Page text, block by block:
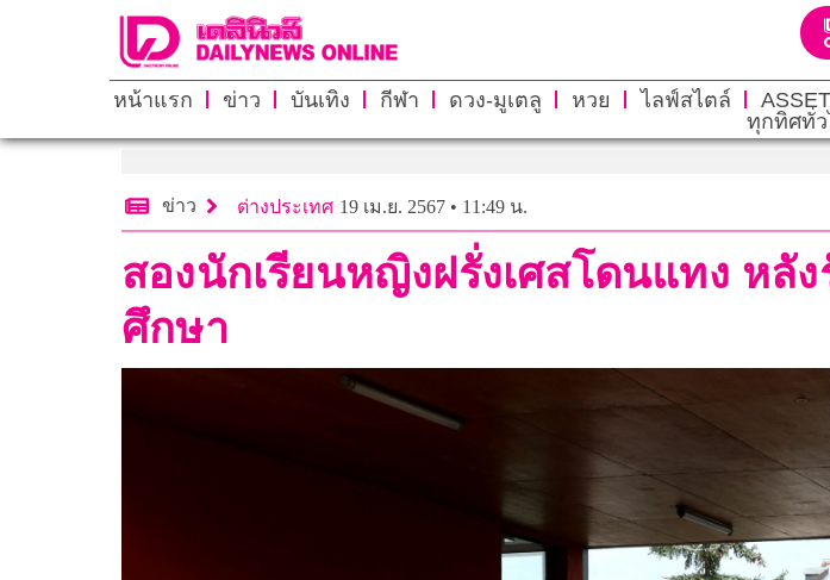
หน้าแรก ข่าว บันเทิง กีฬา ดวง-มูเตลู หวย ไลฟ์สไตล์ ASSET
ทุกทิศทั่ว
ข่าว ต่างประเทศ 19 เม.ย. 2567 • 11:49 น.
สองนักเรียนหญิงฝรั่งเศสโดนแทง หลั
ศึกษา